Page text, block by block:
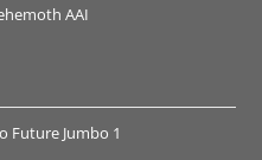
€
AAI
€
Future Jumbo 1